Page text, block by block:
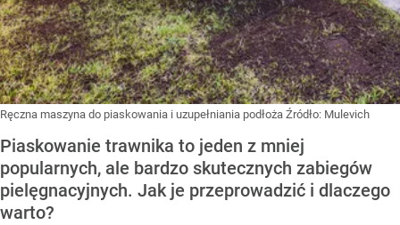
Ręczna maszyna do piaskowania i uzupełniania podłoża Źródło: Mulevich
Piaskowanie trawnika to jeden z mniej
popularnych, ale bardzo skutecznych zabiegów
pielęgnacyjnych. Jak je przeprowadzić i dlaczego
warto?